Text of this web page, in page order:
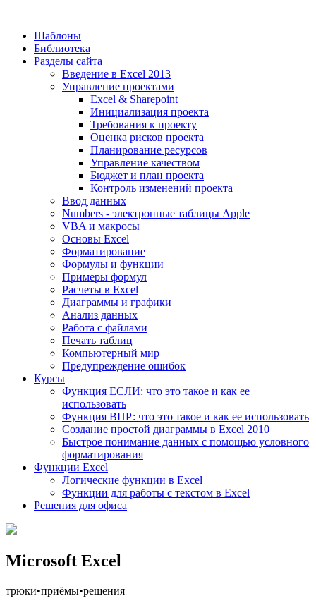
Шаблоны
Библиотека
Разделы сайта
Введение в Excel 2013
Управление проектами
Excel & Sharepoint
Инициализация проекта
Требования к проекту
Оценка рисков проекта
Планирование ресурсов
Управление качеством
Бюджет и план проекта
Контроль изменений проекта
Ввод данных
Numbers - электронные таблицы Apple
VBA и макросы
Основы Excel
Форматирование
Формулы и функции
Примеры формул
Расчеты в Excel
Диаграммы и графики
Анализ данных
Работа с файлами
Печать таблиц
Компьютерный мир
Предупреждение ошибок
Курсы
Функция ЕСЛИ: что это такое и как ее
использовать
Функция ВПР: что это такое и как ее использовать
Создание простой диаграммы в Excel 2010
Быстрое понимание данных с помощью условного
форматирования
Функции Excel
Логические функции в Excel
Функции для работы с текстом в Excel
Решения для офиса
Microsoft Excel
трюки•приёмы•решения